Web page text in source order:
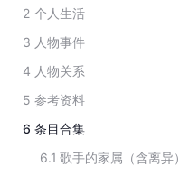
2 个人生活
3 人物事件
4 人物关系
5 参考资料
6 条目合集
6.1 歌手的家属（含离异）